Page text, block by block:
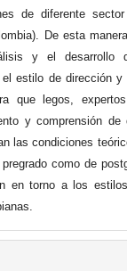
de diferente
De esta
y el desarrollo
estilo de dirección y
que legos,
y comprensión de
las condiciones
como de
en torno a los